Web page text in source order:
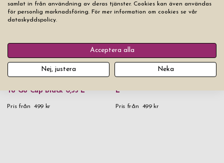
To Go Cup Black 0,35 L
Pris från 499 kr
L
Pris från 499 kr
samlat in från användning av deras tjänster. Cookies kan även användas
för personlig marknadsföring. För mer information om cookies se vår
dataskyddspolicy.
Acceptera alla
Nej, justera Neka